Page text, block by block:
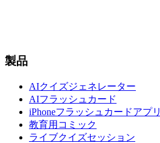
製品
AIクイズジェネレーター
AIフラッシュカード
iPhoneフラッシュカードアプリ
教育用コミック
ライブクイズセッション